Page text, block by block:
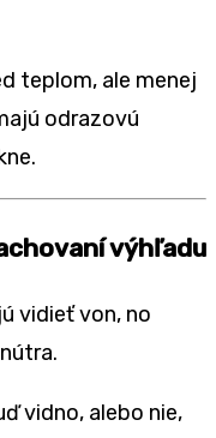
teplom, ale menej
odrazovú
výhľadu
vidieť von, no
vidno, alebo nie,